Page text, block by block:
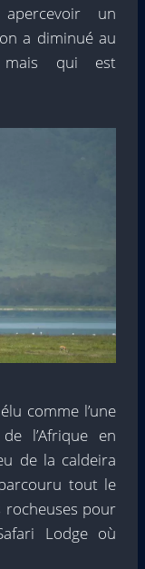
un
a diminué au
mais qui est
comme l’une
l’Afrique en
de la caldeira
tout le
rocheuses pour
Lodge où